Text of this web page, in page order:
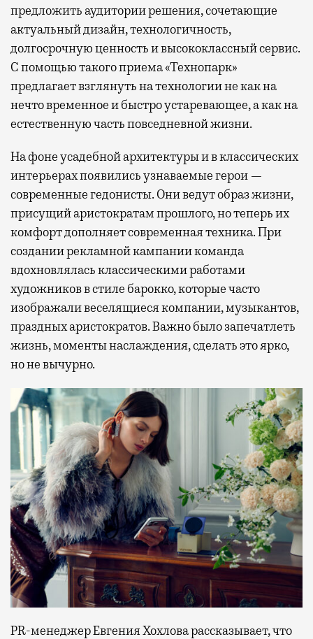
предложить аудитории решения, сочетающие
актуальный дизайн, технологичность,
долгосрочную ценность и высококлассный сервис.
С помощью такого приема «Технопарк»
предлагает взглянуть на технологии не как на
нечто временное и быстро устаревающее, а как на
естественную часть повседневной жизни.
На фоне усадебной архитектуры и в классических
интерьерах появились узнаваемые герои —
современные гедонисты. Они ведут образ жизни,
присущий аристократам прошлого, но теперь их
комфорт дополняет современная техника. При
создании рекламной кампании команда
вдохновлялась классическими работами
художников в стиле барокко, которые часто
изображали веселящиеся компании, музыкантов,
праздных аристократов. Важно было запечатлеть
жизнь, моменты наслаждения, сделать это ярко,
но не вычурно.
PR-менеджер Евгения Хохлова рассказывает, что